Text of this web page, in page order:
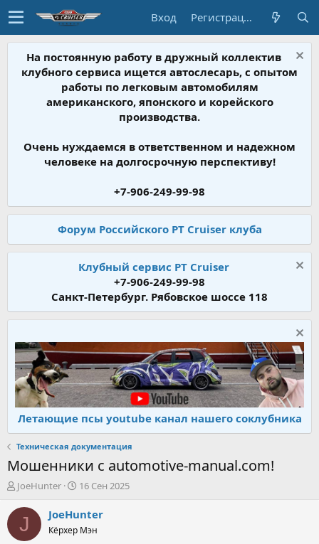
Вход Регистрация
На постоянную работу в дружный коллектив
клубного сервиса ищется автослесарь, с опытом
работы по легковым автомобилям
американского, японского и корейского
производства.
Очень нуждаемся в ответственном и надежном
человеке на долгосрочную перспективу!
+7-906-249-99-98
Форум Российского PT Cruiser клуба
Клубный сервис PT Cruiser
+7-906-249-99-98
Санкт-Петербург. Рябовское шоссе 118
Летающие псы youtube канал нашего соклубника
Техническая документация
Мошенники с automotive-manual.com!
А
т
р
JoeHunter
Д
т
н
16 Сен 2025
J JoeHunter
Кёрхер Мэн